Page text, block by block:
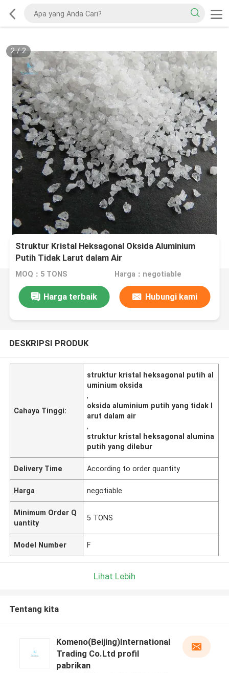
2/2
Struktur Kristal Heksagonal Oksida Aluminium
Putih Tidak Larut dalam Air
MOQ：5 TONS Harga：negotiable
Harga terbaik Hubungi kami
DESKRIPSI PRODUK
Cahaya Tinggi:
struktur kristal heksagonal putih al
uminium oksida
,
oksida aluminium putih yang tidak l
arut dalam air
,
struktur kristal heksagonal alumina
putih yang dilebur
Delivery Time According to order quantity
Harga negotiable
Minimum Order Q
uantity
5 TONS
Model Number F
Lihat Lebih
Tentang kita
Komeno(Beijing)International
Trading Co.Ltd profil
pabrikan